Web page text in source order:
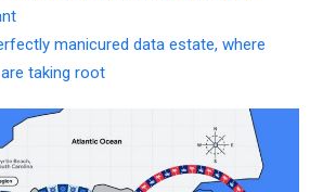
manicured data estate, where
taking root